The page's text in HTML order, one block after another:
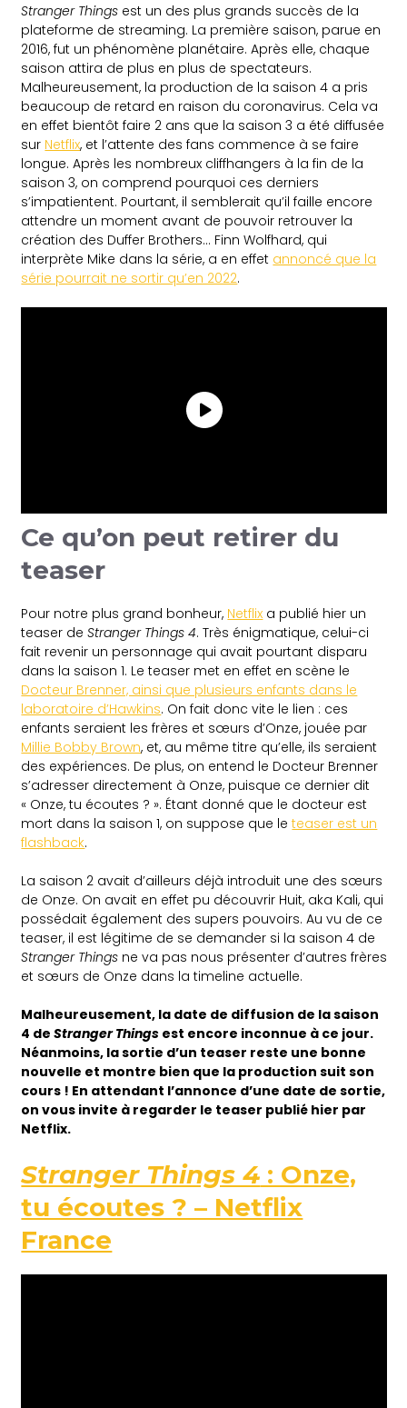
Stranger Things est un des plus grands succès de la
plateforme de streaming. La première saison, parue en
2016, fut un phénomène planétaire. Après elle, chaque
saison attira de plus en plus de spectateurs.
Malheureusement, la production de la saison 4 a pris
beaucoup de retard en raison du coronavirus. Cela va
en effet bientôt faire 2 ans que la saison 3 a été diffusée
sur Netflix, et l’attente des fans commence à se faire
longue. Après les nombreux cliffhangers à la fin de la
saison 3, on comprend pourquoi ces derniers
s’impatientent. Pourtant, il semblerait qu’il faille encore
attendre un moment avant de pouvoir retrouver la
création des Duffer Brothers… Finn Wolfhard, qui
interprète Mike dans la série, a en effet annoncé que la
série pourrait ne sortir qu’en 2022.
Ce qu’on peut retirer du
teaser
Pour notre plus grand bonheur, Netflix a publié hier un
teaser deStranger Things 4. Très énigmatique, celui-ci
fait revenir un personnage qui avait pourtant disparu
dans la saison 1. Le teaser met en effet en scène le
Docteur Brenner, ainsi que plusieurs enfants dans le
laboratoire d’Hawkins. On fait donc vite le lien : ces
enfants seraient les frères et sœurs d’Onze, jouée par
Millie Bobby Brown, et, au même titre qu’elle, ils seraient
des expériences. De plus, on entend le Docteur Brenner
s’adresser directement à Onze, puisque ce dernier dit
« Onze, tu écoutes ? ». Étant donné que le docteur est
mort dans la saison 1, on suppose que leteaser est un
flashback.
La saison 2 avait d’ailleurs déjà introduit une des sœurs
de Onze. On avait en effet pu découvrir Huit, aka Kali, qui
possédait également des supers pouvoirs. Au vu de ce
teaser, il est légitime de se demander si la saison 4 de
Stranger Things ne va pas nous présenter d’autres frères
et sœurs de Onze dans la timeline actuelle.
Malheureusement, la date de diffusion de la saison
4 de Stranger Things est encore inconnue à ce jour.
Néanmoins, la sortie d’un teaser reste une bonne
nouvelle et montre bien que la production suit son
cours ! En attendant l’annonce d’une date de sortie,
on vous invite à regarder le teaser publié hier par
Netflix.
Stranger Things 4 : Onze,
tu écoutes ? – Netflix
France